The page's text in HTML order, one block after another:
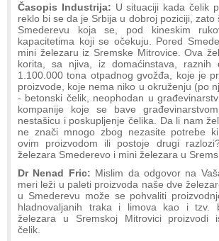
Časopis Industrija: U situaciji kada čelik
reklo bi se da je Srbija u dobroj poziciji, zato
Smederevu koja se, pod kineskim
kapacitetima koji se očekuju. Pored
mini železaru iz Sremske Mitrovice. Ova
korita, sa njiva, iz domaćinstava, raznih
1.100.000 tona otpadnog gvožđa, koje je
proizvode, koje nema niko u okruženju (po
- betonski čelik, neophodan u
kompanije koje se bave
nestašicu i poskupljenje čelika. Da li nam
ne znači mnogo zbog nezasite potrebe
ovim proizvodom ili postoje drugi
železara Smederevo i mini železara u
Dr Nenad Fric: Mislim da odgovor na
meri leži u paleti proizvoda naše dve
u Smederevu može se pohvaliti
hladnovaljanih traka i limova kao i tzv.
železara u Sremskoj Mitrovici proizvodi
čelik.